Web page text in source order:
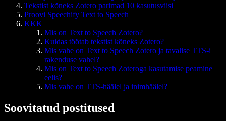
Tekstist kõneks Zotero parimad 10 kasutusviisi
Proovi Speechify Text to Speech
KKK
Mis on Text to Speech Zotero?
Kuidas töötab tekstist kõneks Zotero?
Mis vahe on Text to Speech Zotero ja tavalise TTS-i
rakenduse vahel?
Mis on Text to Speech Zoteroga kasutamise peamine
eelis?
Mis vahe on TTS-häälel ja inimhäälel?
Soovitatud postitused